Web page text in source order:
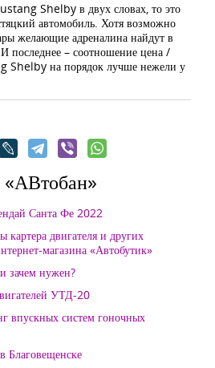
Shelby в двух словах, то это
автомобиль. Хотя возможно
желающие адреналина найдут в
последнее – соотношение цена /
Shelby на порядок лучше нежели у
Санта Фе 2022
картера двигателя и других
магазина «Автобутик»
зачем нужен?
УТД-20
впускных систем гоночных
Благовещенске